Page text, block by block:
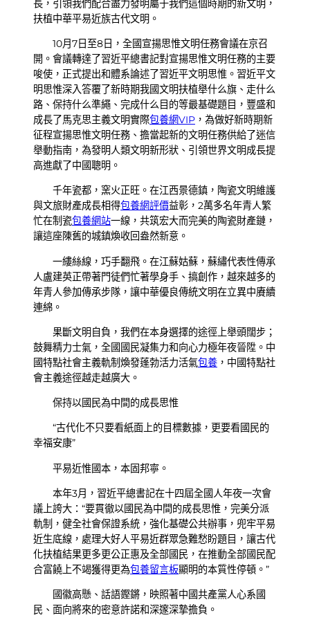
長，引領我們配合盡力發明屬于我們這個時期的新文明，
扶植中華平易近族古代文明。
10月7日至8日，全國宣揚思惟文明任務會議在京召
開。會議轉達了習近平總書記對宣揚思惟文明任務的主要
唆使，正式提出和體系論述了習近平文明思惟。習近平文
明思惟深入答覆了新時期我國文明扶植舉什么旗、走什么
路、保持什么準繩、完成什么目的等最基礎題目，豐盛和
成長了馬克思主義文明實際包養網VIP ，為做好新時期新
征程宣揚思惟文明任務、擔當起新的文明任務供給了迷信
舉動指南，為發明人類文明新形狀、引領世界文明成長提
高進獻了中國聰明。
千年瓷都，窯火正旺。在江西景德鎮，陶瓷文明維護
與文旅財產成長相得包養網評價益彰，2萬多名年青人繁
忙在制瓷包養網站一線，共筑宏大而完美的陶瓷財產鏈，
讓這座陳舊的城鎮煥收回盎然新意。
一縷絲線，巧手翻飛。在江蘇姑蘇，蘇繡代表性傳承
人盧建英正帶著門徒們忙著學身手、搞創作，越來越多的
年青人參加傳承步隊，讓中華優良傳統文明在立異中賡續
連綿。
果斷文明自負，我們在本身選擇的途徑上舉頭闊步；
鼓舞精力士氣，全國國民凝集力和向心力極年夜晉陞。中
國特點社會主義軌制煥發蓬勃活力活氣包養 ，中國特點社
會主義途徑越走越廣大。
保持以國民為中間的成長思惟
“古代化不只要看紙面上的目標數據，更要看國民的
幸福安康”
平易近惟國本，本固邦寧。
本年3月，習近平總書記在十四屆全國人年夜一次會
議上誇大：“要貫徹以國民為中間的成長思惟，完美分派
軌制，健全社會保證系統，強化基礎公共辦事，兜牢平易
近生底線，處理大好人平易近群眾急難愁盼題目，讓古代
化扶植結果更多更公正惠及全部國民，在推動全部國民配
合富饒上不竭獲得更為包養留言板顯明的本質性停頓。”
國徽高懸、話語鏗鏘，映照著中國共產黨人心系國
民、面向將來的密意許諾和深邃深摯擔負。